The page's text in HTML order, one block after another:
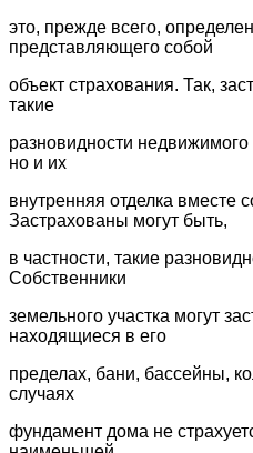
это, прежде всего,
представляющего собой
объект страхования. Так,
такие
разновидности
но и их
внутренняя отделка вместе
Застрахованы могут быть,
в частности, такие
Собственники
земельного участка могут
находящиеся в его
пределах, бани, бассейны,
случаях
фундамент дома не